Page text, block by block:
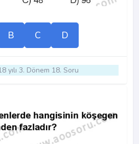
B C D
yılı 3. Dönem 18. Soru